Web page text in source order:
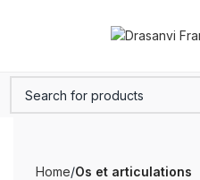
Home Os et articulations